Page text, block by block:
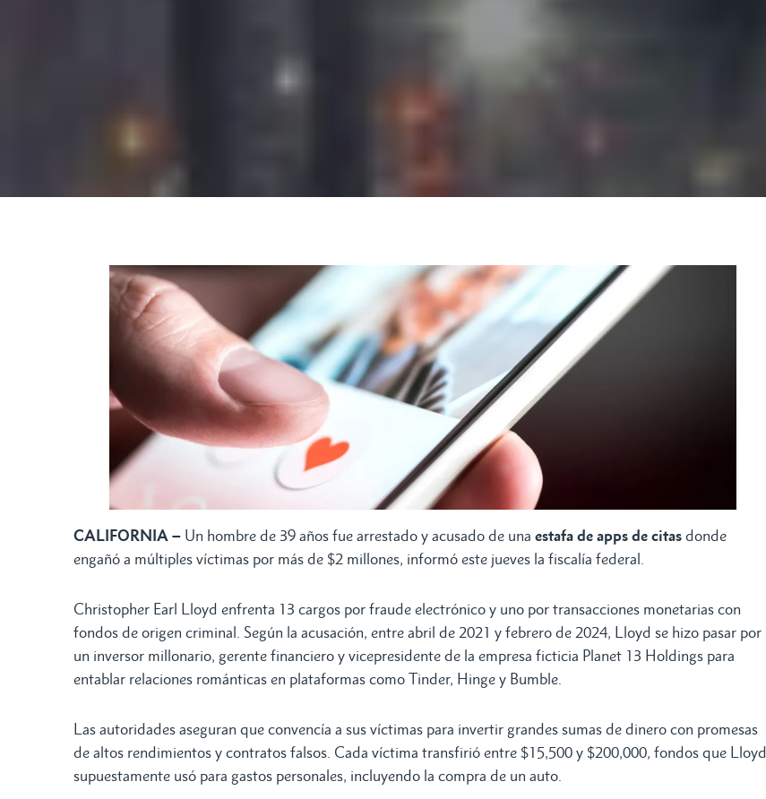
CALIFORNIA – Un hombre de 39 años fue arrestado y acusado de una estafa de apps de citas donde
engañó a múltiples víctimas por más de $2 millones, informó este jueves la fiscalía federal.
Christopher Earl Lloyd enfrenta 13 cargos por fraude electrónico y uno por transacciones monetarias con
fondos de origen criminal. Según la acusación, entre abril de 2021 y febrero de 2024, Lloyd se hizo pasar por
un inversor millonario, gerente financiero y vicepresidente de la empresa ficticia Planet 13 Holdings para
entablar relaciones románticas en plataformas como Tinder, Hinge y Bumble.
Las autoridades aseguran que convencía a sus víctimas para invertir grandes sumas de dinero con promesas
de altos rendimientos y contratos falsos. Cada víctima transfirió entre $15,500 y $200,000, fondos que Lloyd
supuestamente usó para gastos personales, incluyendo la compra de un auto.